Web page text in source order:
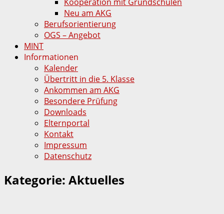
Neu am AKG
Berufsorientierung
OGS – Angebot
MINT
Informationen
Kalender
Übertritt in die 5. Klasse
Ankommen am AKG
Besondere Prüfung
Downloads
Elternportal
Kontakt
Impressum
Datenschutz
Kategorie: Aktuelles